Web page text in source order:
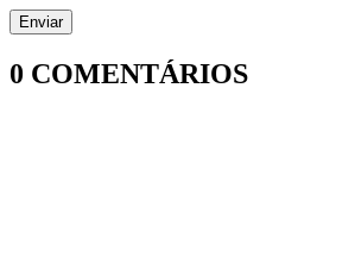
0 COMENTÁRIOS